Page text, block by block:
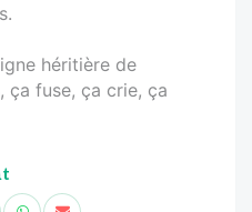
héritière de
ça fuse, ça crie, ça